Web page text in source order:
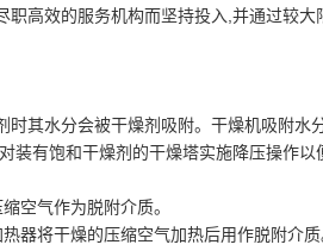
职高效的服务机构而坚持投入,并通过较
时其水分会被干燥剂吸附。干燥机吸附
装有饱和干燥剂的干燥塔实施降压操作
空气作为脱附介质。
器将干燥的压缩空气加热后用作脱附介质